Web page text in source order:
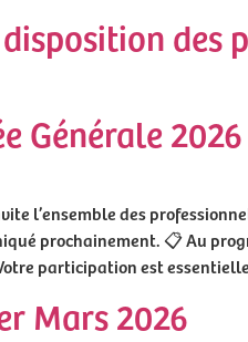
des
Générale 2026
l’ensemble des
prochainement. 📋 Au
participation est
Mars 2026